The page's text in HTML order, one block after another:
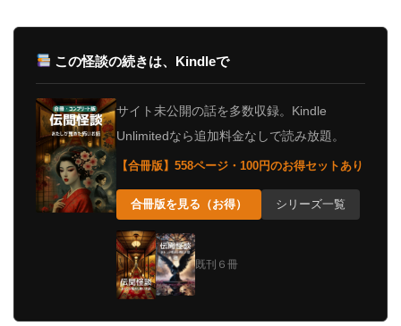
この怪談の続きは、Kindleで
サイト未公開の話を多数収録。Kindle
Unlimitedなら追加料金なしで読み放題。
【合冊版】558ページ・100円のお得セットあり
合冊版を見る（お得） シリーズ一覧
既刊６冊